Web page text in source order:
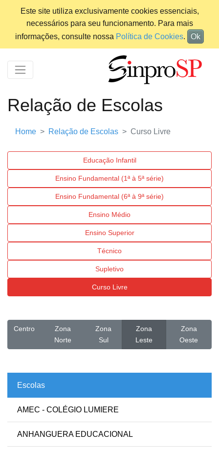
Este site utiliza exclusivamente cookies essenciais,
necessários para seu funcionamento. Para mais
informações, consulte nossa Política de Cookies. Ok
Relação de Escolas
Home Relação de Escolas Curso Livre
Educação Infantil
Ensino Fundamental (1ª à 5ª série)
Ensino Fundamental (6ª à 9ª série)
Ensino Médio
Ensino Superior
Técnico
Supletivo
Curso Livre
Centro
Zona
Norte
Zona
Sul
Zona
Leste
Zona
Oeste
Escolas
AMEC - COLÉGIO LUMIERE
ANHANGUERA EDUCACIONAL